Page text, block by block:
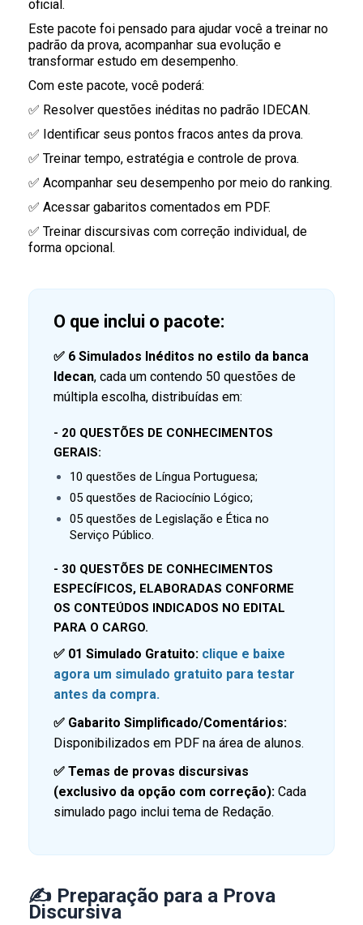
oficial.
Este pacote foi pensado para ajudar você a treinar no
padrão da prova, acompanhar sua evolução e
transformar estudo em desempenho.
Com este pacote, você poderá:
✅ Resolver questões inéditas no padrão IDECAN.
✅ Identificar seus pontos fracos antes da prova.
✅ Treinar tempo, estratégia e controle de prova.
✅ Acompanhar seu desempenho por meio do ranking.
✅ Acessar gabaritos comentados em PDF.
✅ Treinar discursivas com correção individual, de
forma opcional.
O que inclui o pacote:
✅ 6 Simulados Inéditos no estilo da banca
Idecan, cada um contendo 50 questões de
múltipla escolha, distribuídas em:
- 20 QUESTÕES DE CONHECIMENTOS
GERAIS:
10 questões de Língua Portuguesa;
05 questões de Raciocínio Lógico;
05 questões de Legislação e Ética no
Serviço Público.
- 30 QUESTÕES DE CONHECIMENTOS
ESPECÍFICOS, ELABORADAS CONFORME
OS CONTEÚDOS INDICADOS NO EDITAL
PARA O CARGO.
✅ 01 Simulado Gratuito: clique e baixe
agora um simulado gratuito para testar
antes da compra.
✅ Gabarito Simplificado/Comentários:
Disponibilizados em PDF na área de alunos.
✅ Temas de provas discursivas
(exclusivo da opção com correção): Cada
simulado pago inclui tema de Redação.
✍️ Preparação para a Prova
Discursiva